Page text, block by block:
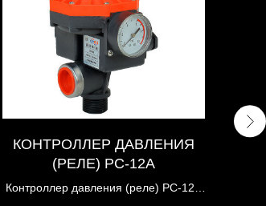
КОНТРОЛЛЕР ДАВЛЕНИЯ
(РЕЛЕ) PC-12A
Контроллер давления (реле) PC-12A